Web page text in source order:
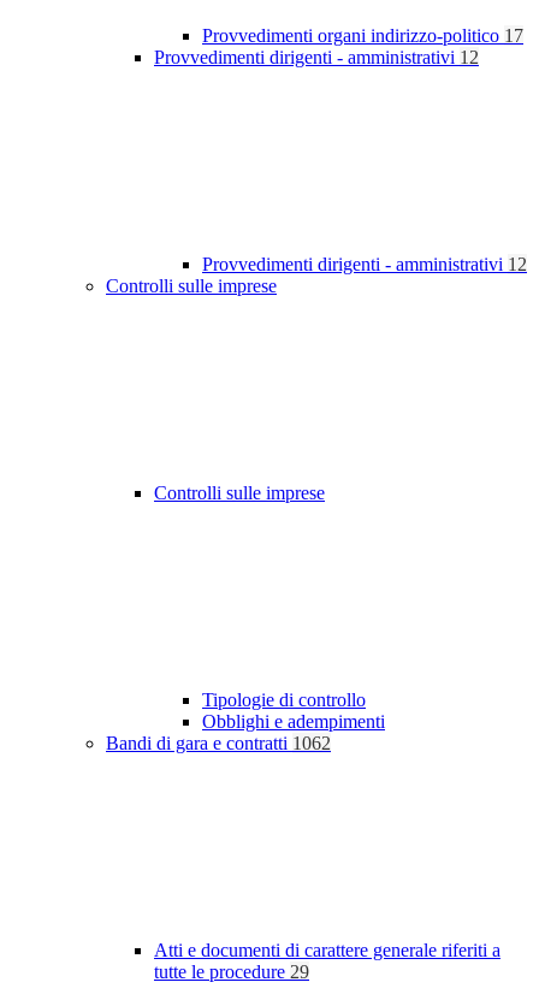
Provvedimenti organi indirizzo-politico 17
Provvedimenti dirigenti - amministrativi 12
Provvedimenti dirigenti - amministrativi 12
Controlli sulle imprese
Controlli sulle imprese
Tipologie di controllo
Obblighi e adempimenti
Bandi di gara e contratti 1062
Atti e documenti di carattere generale riferiti a
tutte le procedure 29